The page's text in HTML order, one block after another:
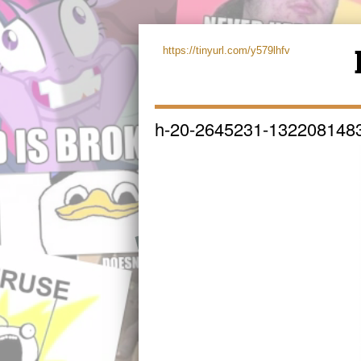
https://tinyurl.com/y579lhfv
h-20-2645231-